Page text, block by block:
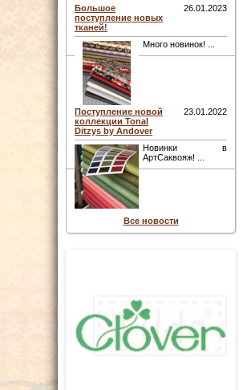
Большое
поступление новых
тканей!
26.01.2023
Много новинок! ...
Поступление новой
коллекции Tonal
Ditzys by Andover
23.01.2022
Новинки в
АртСаквояж! ...
Все новости